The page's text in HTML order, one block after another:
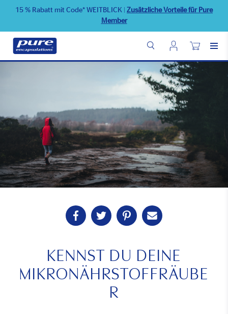
Direkt
Inhalt
15 % Rabatt mit Code* WEITBLICK
Zusätzliche Vorteile für Pure
Member
Wunschliste
KENNST DU DEINE
MIKRONÄHRSTOFFRÄUBE
R